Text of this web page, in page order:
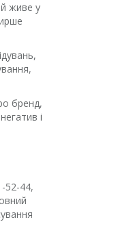
живе у
бренд,
і
52-44,